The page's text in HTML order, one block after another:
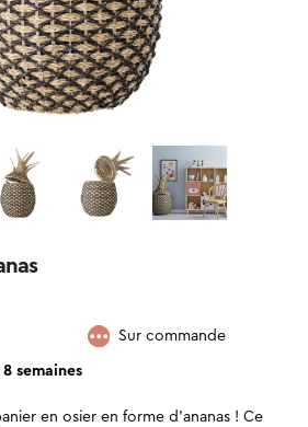
Sur commande
semaines
en osier en forme d’ananas ! Ce